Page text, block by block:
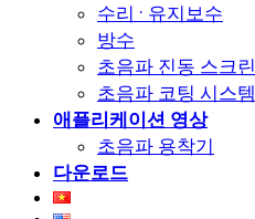
수리 · 유지보수
방수
초음파 진동 스크린
초음파 코팅 시스템
애플리케이션 영상
초음파 용착기
다운로드